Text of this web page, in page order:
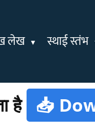
लेख स्थाई स्तंभ
है 📥